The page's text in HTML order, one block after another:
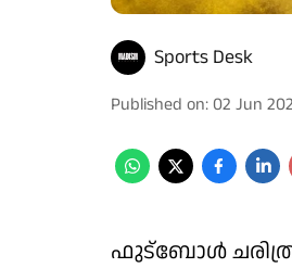
Sports Desk
Published on: 02 Jun
ഫുട്ബോൾ